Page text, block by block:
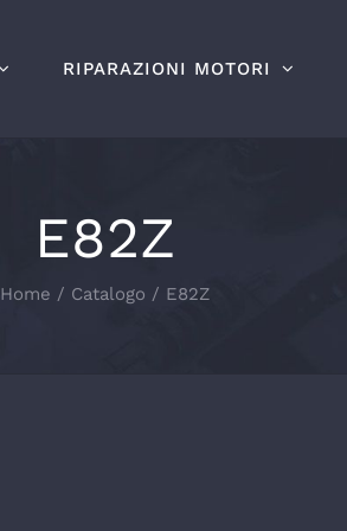
RIPARAZIONI MOTORI
E82Z
Home Catalogo E82Z